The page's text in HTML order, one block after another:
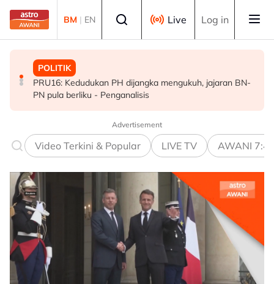
Skip to main content
BM | EN Live Log in
POLITIK
PRU16: Kedudukan PH dijangka mengukuh, jajaran BN-
PN pula berliku - Penganalisis
MALAYSIA
Tuanku Muhriz ingatkan Exco baharu laksana amanah
dengan jujur, adil dan profesional
MALAYSIA
10 ADUN angkat sumpah Exco Negeri Sembilan hari ini
Advertisement
Video Terkini & Popular LIVE TV AWANI